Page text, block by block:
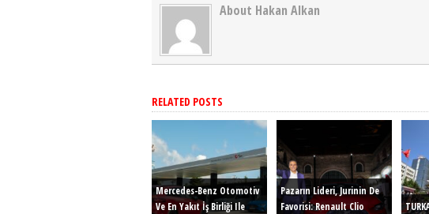
About Hakan Alkan
RELATED POSTS
Mercedes-Benz Otomotiv
Ve En Yakıt İş Birliği Ile
Pazarın Lideri, Jurinin De
Favorisi: Renault Clio